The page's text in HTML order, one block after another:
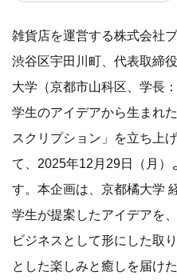
雑貨店を運営する株式会社
渋谷区宇田川町、代表取締
大学（京都市山科区、学長
学生のアイデアから生まれ
スクリプション」を立ち上
て、2025年12月29日（月）
す。本企画は、京都橘大学
学生が提案したアイデアを
ビジネスとして形にした取
とした楽しみと癒しを届け